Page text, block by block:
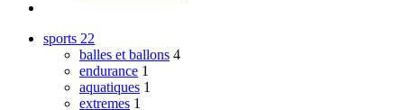
sports 22
balles et ballons 4
endurance 1
aquatiques 1
extremes 1